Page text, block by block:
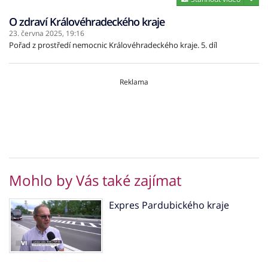
O zdraví Královéhradeckého kraje
23. června 2025, 19:16
Pořad z prostředí nemocnic Královéhradeckého kraje. 5. díl
Reklama
Mohlo by Vás také zajímat
Expres Pardubického kraje